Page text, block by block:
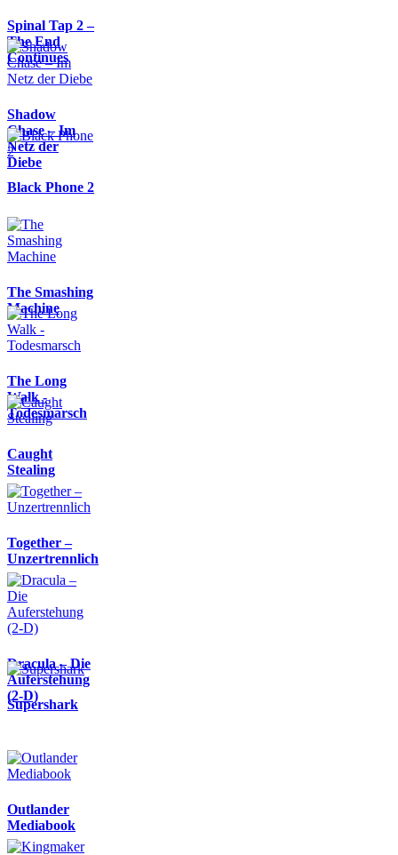
Spinal Tap 2 –
The End
Continues
Shadow
Chase – Im
Netz der
Diebe
Black Phone 2
The Smashing
Machine
The Long
Walk -
Todesmarsch
Caught
Stealing
Together –
Unzertrennlich
Dracula – Die
Auferstehung
(2-D)
Supershark
Outlander
Mediabook